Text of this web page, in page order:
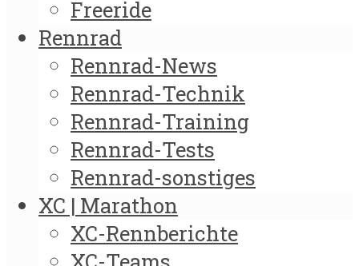
Freeride
Rennrad
Rennrad-News
Rennrad-Technik
Rennrad-Training
Rennrad-Tests
Rennrad-sonstiges
XC | Marathon
XC-Rennberichte